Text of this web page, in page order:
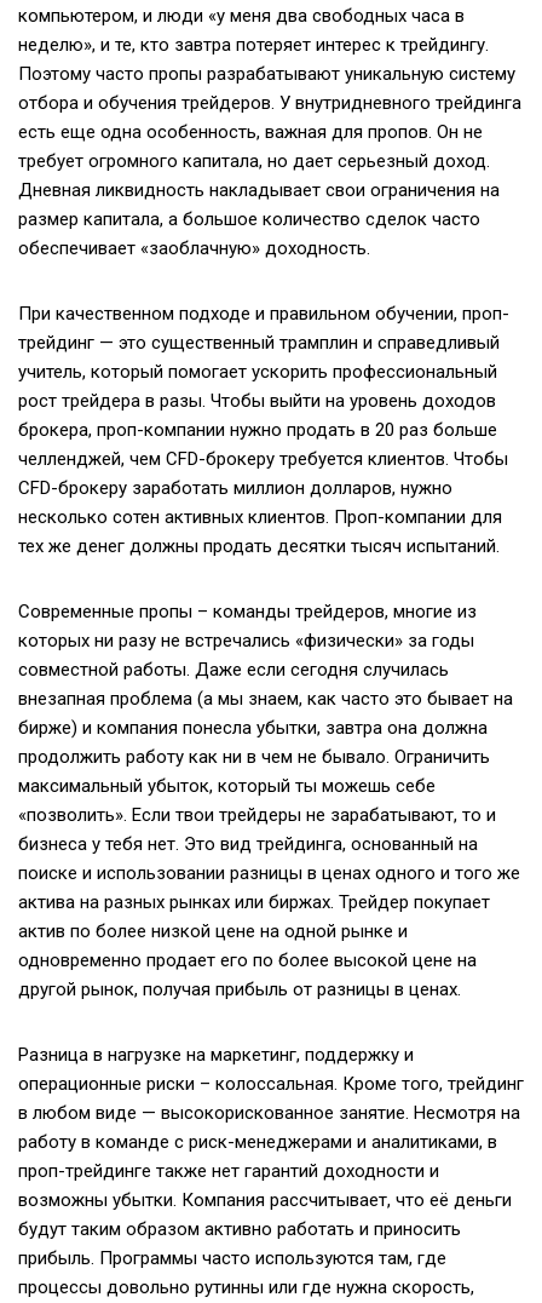
компьютером, и люди «у меня два свободных часа в
неделю», и те, кто завтра потеряет интерес к трейдингу.
Поэтому часто пропы разрабатывают уникальную систему
отбора и обучения трейдеров. У внутридневного трейдинга
есть еще одна особенность, важная для пропов. Он не
требует огромного капитала, но дает серьезный доход.
Дневная ликвидность накладывает свои ограничения на
размер капитала, а большое количество сделок часто
обеспечивает «заоблачную» доходность.
При качественном подходе и правильном обучении, проп-
трейдинг — это существенный трамплин и справедливый
учитель, который помогает ускорить профессиональный
рост трейдера в разы. Чтобы выйти на уровень доходов
брокера, проп-компании нужно продать в 20 раз больше
челленджей, чем CFD-брокеру требуется клиентов. Чтобы
CFD-брокеру заработать миллион долларов, нужно
несколько сотен активных клиентов. Проп-компании для
тех же денег должны продать десятки тысяч испытаний.
Современные пропы – команды трейдеров, многие из
которых ни разу не встречались «физически» за годы
совместной работы. Даже если сегодня случилась
внезапная проблема (а мы знаем, как часто это бывает на
бирже) и компания понесла убытки, завтра она должна
продолжить работу как ни в чем не бывало. Ограничить
максимальный убыток, который ты можешь себе
«позволить». Если твои трейдеры не зарабатывают, то и
бизнеса у тебя нет. Это вид трейдинга, основанный на
поиске и использовании разницы в ценах одного и того же
актива на разных рынках или биржах. Трейдер покупает
актив по более низкой цене на одной рынке и
одновременно продает его по более высокой цене на
другой рынок, получая прибыль от разницы в ценах.
Разница в нагрузке на маркетинг, поддержку и
операционные риски – колоссальная. Кроме того, трейдинг
в любом виде — высокорискованное занятие. Несмотря на
работу в команде с риск-менеджерами и аналитиками, в
проп-трейдинге также нет гарантий доходности и
возможны убытки. Компания рассчитывает, что её деньги
будут таким образом активно работать и приносить
прибыль. Программы часто используются там, где
процессы довольно рутинны или где нужна скорость,